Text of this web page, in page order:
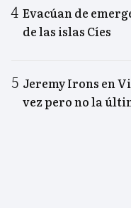
Evacúan de
de las islas Cíes
Jeremy Irons en
vez pero no la